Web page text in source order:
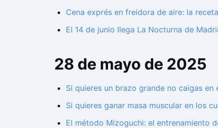
Cena exprés en freidora de aire: la
El 14 de junio llega La Nocturna de
28 de mayo de 2025
Si quieres un brazo grande no caigas
Si quieres ganar masa muscular en los
El método Mizoguchi: el entrenamiento